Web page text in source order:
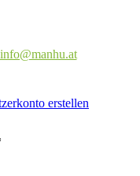
info@manhu.at
erstellen